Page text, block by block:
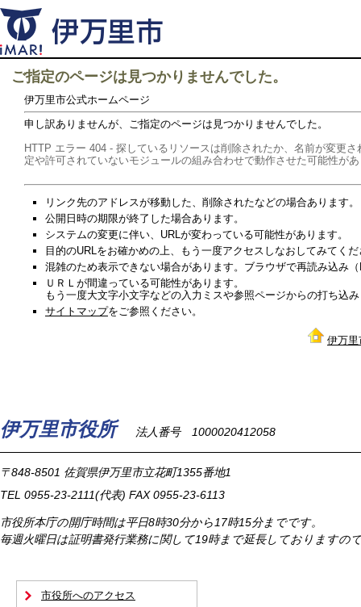
ご指定のページは見つかりませんでした。
伊万里市公式ホームページ
申し訳ありませんが、ご指定のページは見つかりませんでした。
HTTP エラー 404 - 探しているリソースは削除されたか、名前が変更
定や許可されていないモジュールの組み合わせで動作させた可能性が
リンク先のアドレスが移動した、削除されたなどの場合あります。
公開日時の期限が終了した場合あります。
システムの変更に伴い、URLが変わっている可能性があります。
目的のURLをお確かめの上、もう一度アクセスしなおしてみてく
混雑のため表示できない場合があります。ブラウザで再読み込み
ＵＲＬが間違っている可能性があります。
もう一度大文字小文字などの入力ミスや参照ページからの打ち込
サイトマップをご参照ください。
伊万里
伊万里市役所 法人番号 1000020412058
〒848-8501 佐賀県伊万里市立花町1355番地1
TEL 0955-23-2111(代表) FAX 0955-23-6113
市役所本庁の開庁時間は平日8時30分から17時15分までです。
毎週火曜日は証明書発行業務に関して19時まで延長しておりますの
市役所へのアクセス